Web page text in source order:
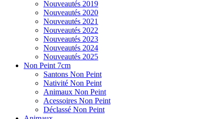
Nouveautés 2019
Nouveautés 2020
Nouveautés 2021
Nouveautés 2022
Nouveautés 2023
Nouveautés 2024
Nouveautés 2025
Non Peint 7cm
Santons Non Peint
Nativité Non Peint
Animaux Non Peint
Acessoires Non Peint
Déclassé Non Peint